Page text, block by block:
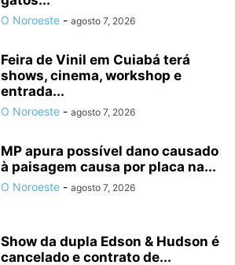
O Noroeste - agosto 7, 2026
Feira de Vinil em Cuiabá terá
shows, cinema, workshop e
entrada...
O Noroeste - agosto 7, 2026
MP apura possível dano causado
à paisagem causa por placa na...
O Noroeste - agosto 7, 2026
Show da dupla Edson & Hudson é
cancelado e contrato de...